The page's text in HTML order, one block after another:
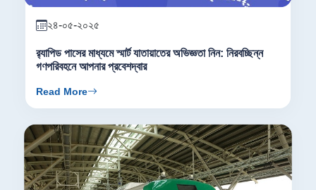
২৪-০৫-২০২৫
র‍্যাপিড পাসের মাধ্যমে স্মার্ট যাতায়াতের অভিজ্ঞতা নিন: নিরবচ্ছিন্ন
গণপরিবহনে আপনার প্রবেশদ্বার
Read More